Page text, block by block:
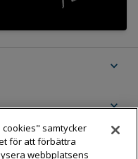
expand_more
expand_more
samtycker
för att förbättra
webbplatsens